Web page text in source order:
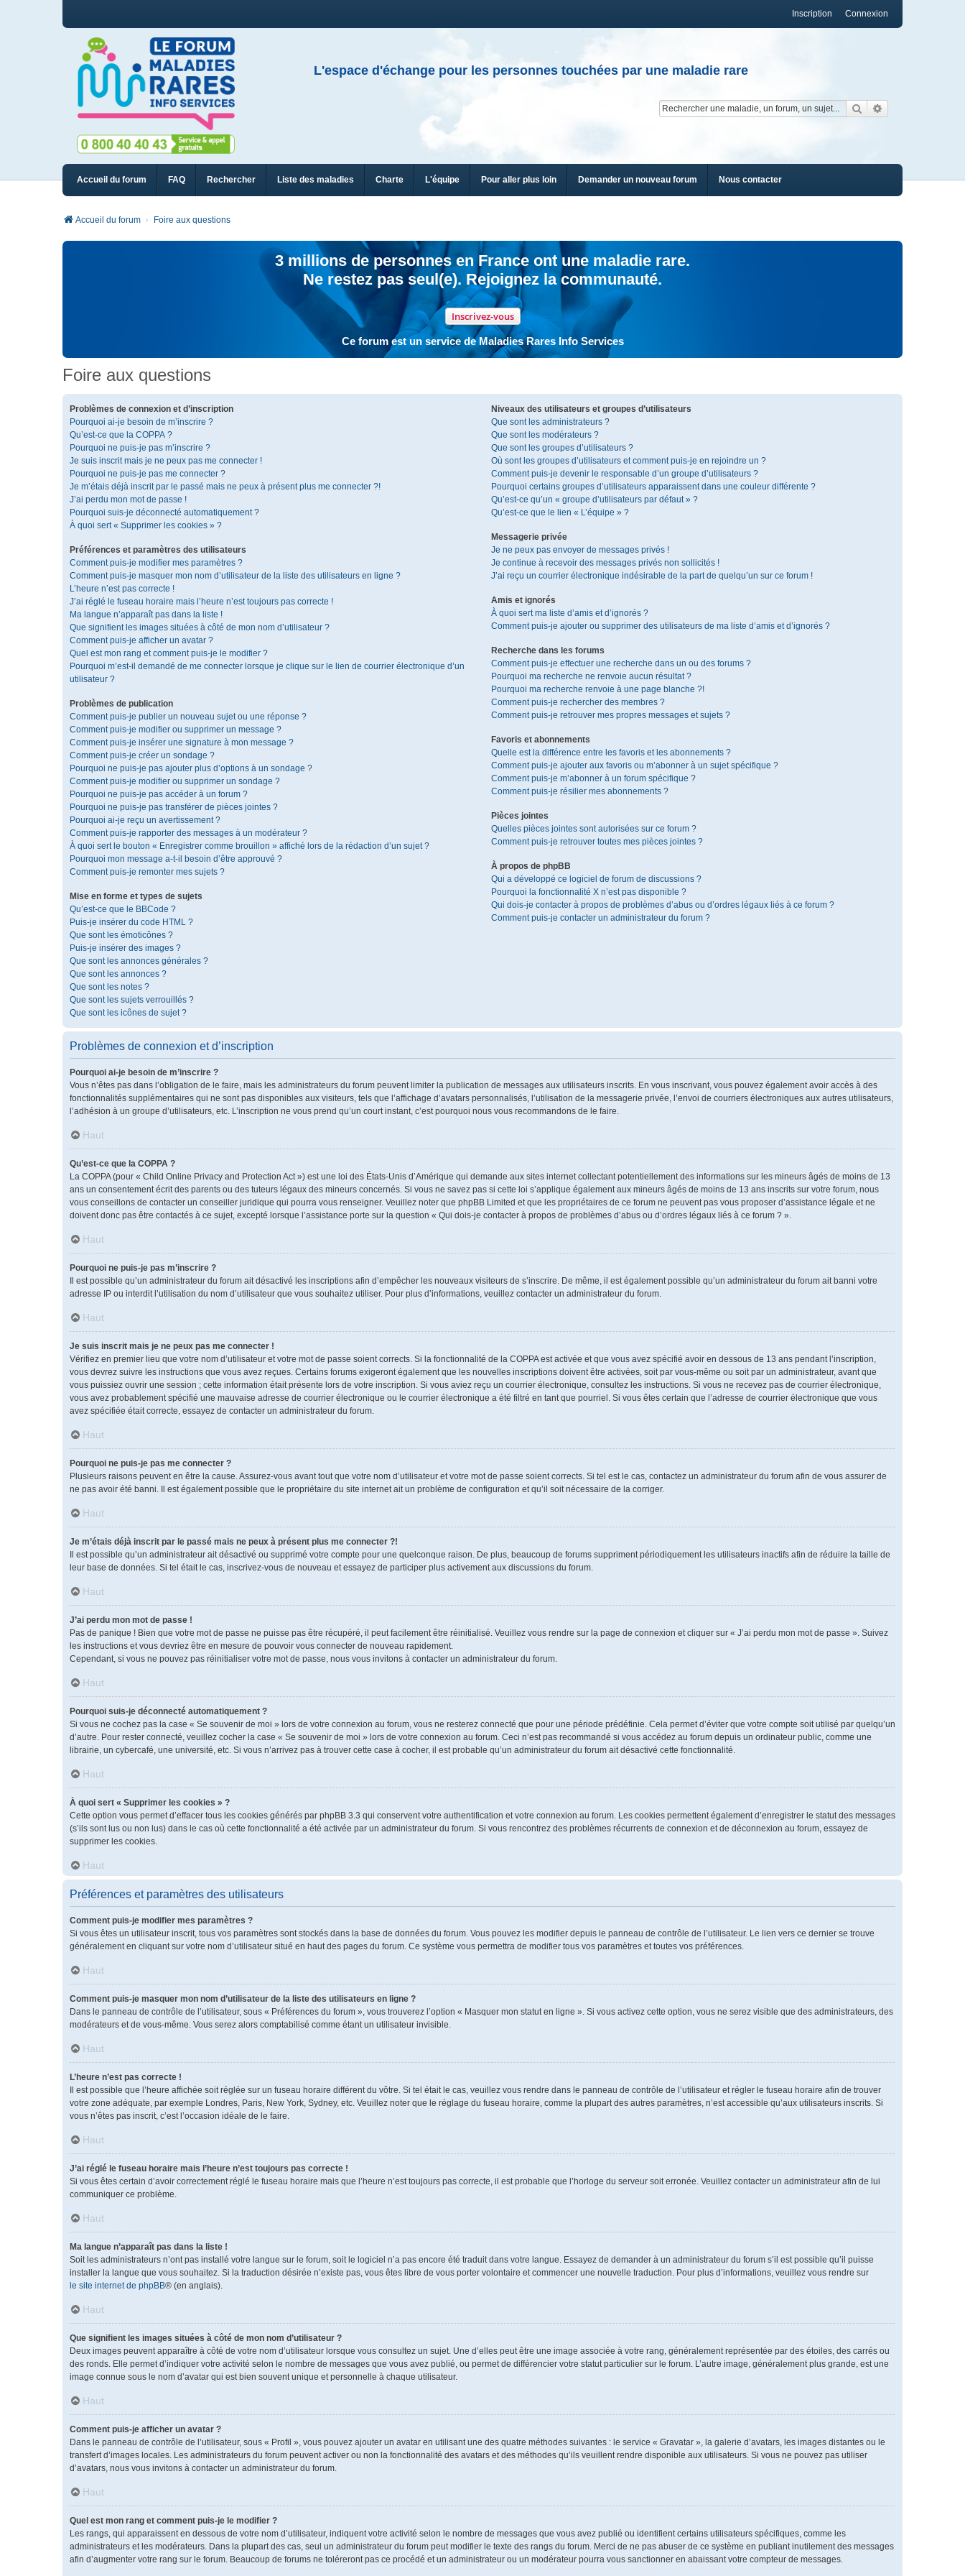
Connexion
Inscription
L'espace d'échange pour les personnes touchées par une maladie rare
Rechercher
Accueil du forum FAQ Rechercher Liste des maladies Charte L'équipe Pour aller plus loin Demander un nouveau forum Nous contacter
Accueil du forum Foire aux questions
3 millions de personnes en France ont une maladie rare.
Ne restez pas seul(e). Rejoignez la communauté.
Inscrivez-vous
Ce forum est un service de Maladies Rares Info Services
Foire aux questions
Problèmes de connexion et d’inscription
Pourquoi ai-je besoin de m’inscrire ?
Qu’est-ce que la COPPA ?
Pourquoi ne puis-je pas m’inscrire ?
Je suis inscrit mais je ne peux pas me connecter !
Pourquoi ne puis-je pas me connecter ?
Je m’étais déjà inscrit par le passé mais ne peux à présent plus me connecter ?!
J’ai perdu mon mot de passe !
Pourquoi suis-je déconnecté automatiquement ?
À quoi sert « Supprimer les cookies » ?
Préférences et paramètres des utilisateurs
Comment puis-je modifier mes paramètres ?
Comment puis-je masquer mon nom d’utilisateur de la liste des utilisateurs en ligne ?
L’heure n’est pas correcte !
J’ai réglé le fuseau horaire mais l’heure n’est toujours pas correcte !
Ma langue n’apparaît pas dans la liste !
Que signifient les images situées à côté de mon nom d’utilisateur ?
Comment puis-je afficher un avatar ?
Quel est mon rang et comment puis-je le modifier ?
Pourquoi m’est-il demandé de me connecter lorsque je clique sur le lien de courrier électronique d’un
utilisateur ?
Problèmes de publication
Comment puis-je publier un nouveau sujet ou une réponse ?
Comment puis-je modifier ou supprimer un message ?
Comment puis-je insérer une signature à mon message ?
Comment puis-je créer un sondage ?
Pourquoi ne puis-je pas ajouter plus d’options à un sondage ?
Comment puis-je modifier ou supprimer un sondage ?
Pourquoi ne puis-je pas accéder à un forum ?
Pourquoi ne puis-je pas transférer de pièces jointes ?
Pourquoi ai-je reçu un avertissement ?
Comment puis-je rapporter des messages à un modérateur ?
À quoi sert le bouton « Enregistrer comme brouillon » affiché lors de la rédaction d’un sujet ?
Pourquoi mon message a-t-il besoin d’être approuvé ?
Comment puis-je remonter mes sujets ?
Mise en forme et types de sujets
Qu’est-ce que le BBCode ?
Puis-je insérer du code HTML ?
Que sont les émoticônes ?
Puis-je insérer des images ?
Que sont les annonces générales ?
Que sont les annonces ?
Que sont les notes ?
Que sont les sujets verrouillés ?
Que sont les icônes de sujet ?
Niveaux des utilisateurs et groupes d’utilisateurs
Que sont les administrateurs ?
Que sont les modérateurs ?
Que sont les groupes d’utilisateurs ?
Où sont les groupes d’utilisateurs et comment puis-je en rejoindre un ?
Comment puis-je devenir le responsable d’un groupe d’utilisateurs ?
Pourquoi certains groupes d’utilisateurs apparaissent dans une couleur différente ?
Qu’est-ce qu’un « groupe d’utilisateurs par défaut » ?
Qu’est-ce que le lien « L’équipe » ?
Messagerie privée
Je ne peux pas envoyer de messages privés !
Je continue à recevoir des messages privés non sollicités !
J’ai reçu un courrier électronique indésirable de la part de quelqu’un sur ce forum !
Amis et ignorés
À quoi sert ma liste d’amis et d’ignorés ?
Comment puis-je ajouter ou supprimer des utilisateurs de ma liste d’amis et d’ignorés ?
Recherche dans les forums
Comment puis-je effectuer une recherche dans un ou des forums ?
Pourquoi ma recherche ne renvoie aucun résultat ?
Pourquoi ma recherche renvoie à une page blanche ?!
Comment puis-je rechercher des membres ?
Comment puis-je retrouver mes propres messages et sujets ?
Favoris et abonnements
Quelle est la différence entre les favoris et les abonnements ?
Comment puis-je ajouter aux favoris ou m’abonner à un sujet spécifique ?
Comment puis-je m’abonner à un forum spécifique ?
Comment puis-je résilier mes abonnements ?
Pièces jointes
Quelles pièces jointes sont autorisées sur ce forum ?
Comment puis-je retrouver toutes mes pièces jointes ?
À propos de phpBB
Qui a développé ce logiciel de forum de discussions ?
Pourquoi la fonctionnalité X n’est pas disponible ?
Qui dois-je contacter à propos de problèmes d’abus ou d’ordres légaux liés à ce forum ?
Comment puis-je contacter un administrateur du forum ?
Problèmes de connexion et d’inscription
Pourquoi ai-je besoin de m’inscrire ?
Vous n’êtes pas dans l’obligation de le faire, mais les administrateurs du forum peuvent limiter la publication de messages aux utilisateurs inscrits. En vous inscrivant, vous pouvez également avoir accès à des
fonctionnalités supplémentaires qui ne sont pas disponibles aux visiteurs, tels que l’affichage d’avatars personnalisés, l’utilisation de la messagerie privée, l’envoi de courriers électroniques aux autres utilisateurs,
l’adhésion à un groupe d’utilisateurs, etc. L’inscription ne vous prend qu’un court instant, c’est pourquoi nous vous recommandons de le faire.
Haut
Qu’est-ce que la COPPA ?
La COPPA (pour « Child Online Privacy and Protection Act ») est une loi des États-Unis d’Amérique qui demande aux sites internet collectant potentiellement des informations sur les mineurs âgés de moins de 13
ans un consentement écrit des parents ou des tuteurs légaux des mineurs concernés. Si vous ne savez pas si cette loi s’applique également aux mineurs âgés de moins de 13 ans inscrits sur votre forum, nous
vous conseillons de contacter un conseiller juridique qui pourra vous renseigner. Veuillez noter que phpBB Limited et que les propriétaires de ce forum ne peuvent pas vous proposer d’assistance légale et ne
doivent donc pas être contactés à ce sujet, excepté lorsque l’assistance porte sur la question « Qui dois-je contacter à propos de problèmes d’abus ou d’ordres légaux liés à ce forum ? ».
Haut
Pourquoi ne puis-je pas m’inscrire ?
Il est possible qu’un administrateur du forum ait désactivé les inscriptions afin d’empêcher les nouveaux visiteurs de s’inscrire. De même, il est également possible qu’un administrateur du forum ait banni votre
adresse IP ou interdit l’utilisation du nom d’utilisateur que vous souhaitez utiliser. Pour plus d’informations, veuillez contacter un administrateur du forum.
Haut
Je suis inscrit mais je ne peux pas me connecter !
Vérifiez en premier lieu que votre nom d’utilisateur et votre mot de passe soient corrects. Si la fonctionnalité de la COPPA est activée et que vous avez spécifié avoir en dessous de 13 ans pendant l’inscription,
vous devrez suivre les instructions que vous avez reçues. Certains forums exigeront également que les nouvelles inscriptions doivent être activées, soit par vous-même ou soit par un administrateur, avant que
vous puissiez ouvrir une session ; cette information était présente lors de votre inscription. Si vous aviez reçu un courrier électronique, consultez les instructions. Si vous ne recevez pas de courrier électronique,
vous avez probablement spécifié une mauvaise adresse de courrier électronique ou le courrier électronique a été filtré en tant que pourriel. Si vous êtes certain que l’adresse de courrier électronique que vous
avez spécifiée était correcte, essayez de contacter un administrateur du forum.
Haut
Pourquoi ne puis-je pas me connecter ?
Plusieurs raisons peuvent en être la cause. Assurez-vous avant tout que votre nom d’utilisateur et votre mot de passe soient corrects. Si tel est le cas, contactez un administrateur du forum afin de vous assurer de
ne pas avoir été banni. Il est également possible que le propriétaire du site internet ait un problème de configuration et qu’il soit nécessaire de la corriger.
Haut
Je m’étais déjà inscrit par le passé mais ne peux à présent plus me connecter ?!
Il est possible qu’un administrateur ait désactivé ou supprimé votre compte pour une quelconque raison. De plus, beaucoup de forums suppriment périodiquement les utilisateurs inactifs afin de réduire la taille de
leur base de données. Si tel était le cas, inscrivez-vous de nouveau et essayez de participer plus activement aux discussions du forum.
Haut
J’ai perdu mon mot de passe !
Pas de panique ! Bien que votre mot de passe ne puisse pas être récupéré, il peut facilement être réinitialisé. Veuillez vous rendre sur la page de connexion et cliquer sur « J’ai perdu mon mot de passe ». Suivez
les instructions et vous devriez être en mesure de pouvoir vous connecter de nouveau rapidement.
Cependant, si vous ne pouvez pas réinitialiser votre mot de passe, nous vous invitons à contacter un administrateur du forum.
Haut
Pourquoi suis-je déconnecté automatiquement ?
Si vous ne cochez pas la case « Se souvenir de moi » lors de votre connexion au forum, vous ne resterez connecté que pour une période prédéfinie. Cela permet d’éviter que votre compte soit utilisé par quelqu’un
d’autre. Pour rester connecté, veuillez cocher la case « Se souvenir de moi » lors de votre connexion au forum. Ceci n’est pas recommandé si vous accédez au forum depuis un ordinateur public, comme une
librairie, un cybercafé, une université, etc. Si vous n’arrivez pas à trouver cette case à cocher, il est probable qu’un administrateur du forum ait désactivé cette fonctionnalité.
Haut
À quoi sert « Supprimer les cookies » ?
Cette option vous permet d’effacer tous les cookies générés par phpBB 3.3 qui conservent votre authentification et votre connexion au forum. Les cookies permettent également d’enregistrer le statut des messages
(s’ils sont lus ou non lus) dans le cas où cette fonctionnalité a été activée par un administrateur du forum. Si vous rencontrez des problèmes récurrents de connexion et de déconnexion au forum, essayez de
supprimer les cookies.
Haut
Préférences et paramètres des utilisateurs
Comment puis-je modifier mes paramètres ?
Si vous êtes un utilisateur inscrit, tous vos paramètres sont stockés dans la base de données du forum. Vous pouvez les modifier depuis le panneau de contrôle de l’utilisateur. Le lien vers ce dernier se trouve
généralement en cliquant sur votre nom d’utilisateur situé en haut des pages du forum. Ce système vous permettra de modifier tous vos paramètres et toutes vos préférences.
Haut
Comment puis-je masquer mon nom d’utilisateur de la liste des utilisateurs en ligne ?
Dans le panneau de contrôle de l’utilisateur, sous « Préférences du forum », vous trouverez l’option « Masquer mon statut en ligne ». Si vous activez cette option, vous ne serez visible que des administrateurs, des
modérateurs et de vous-même. Vous serez alors comptabilisé comme étant un utilisateur invisible.
Haut
L’heure n’est pas correcte !
Il est possible que l’heure affichée soit réglée sur un fuseau horaire différent du vôtre. Si tel était le cas, veuillez vous rendre dans le panneau de contrôle de l’utilisateur et régler le fuseau horaire afin de trouver
votre zone adéquate, par exemple Londres, Paris, New York, Sydney, etc. Veuillez noter que le réglage du fuseau horaire, comme la plupart des autres paramètres, n’est accessible qu’aux utilisateurs inscrits. Si
vous n’êtes pas inscrit, c’est l’occasion idéale de le faire.
Haut
J’ai réglé le fuseau horaire mais l’heure n’est toujours pas correcte !
Si vous êtes certain d’avoir correctement réglé le fuseau horaire mais que l’heure n’est toujours pas correcte, il est probable que l’horloge du serveur soit erronée. Veuillez contacter un administrateur afin de lui
communiquer ce problème.
Haut
Ma langue n’apparaît pas dans la liste !
Soit les administrateurs n’ont pas installé votre langue sur le forum, soit le logiciel n’a pas encore été traduit dans votre langue. Essayez de demander à un administrateur du forum s’il est possible qu’il puisse
installer la langue que vous souhaitez. Si la traduction désirée n’existe pas, vous êtes libre de vous porter volontaire et commencer une nouvelle traduction. Pour plus d’informations, veuillez vous rendre sur
le site internet de phpBB® (en anglais).
Haut
Que signifient les images situées à côté de mon nom d’utilisateur ?
Deux images peuvent apparaître à côté de votre nom d’utilisateur lorsque vous consultez un sujet. Une d’elles peut être une image associée à votre rang, généralement représentée par des étoiles, des carrés ou
des ronds. Elle permet d’indiquer votre activité selon le nombre de messages que vous avez publié, ou permet de différencier votre statut particulier sur le forum. L’autre image, généralement plus grande, est une
image connue sous le nom d’avatar qui est bien souvent unique et personnelle à chaque utilisateur.
Haut
Comment puis-je afficher un avatar ?
Dans le panneau de contrôle de l’utilisateur, sous « Profil », vous pouvez ajouter un avatar en utilisant une des quatre méthodes suivantes : le service « Gravatar », la galerie d’avatars, les images distantes ou le
transfert d’images locales. Les administrateurs du forum peuvent activer ou non la fonctionnalité des avatars et des méthodes qu’ils veuillent rendre disponible aux utilisateurs. Si vous ne pouvez pas utiliser
d’avatars, nous vous invitons à contacter un administrateur du forum.
Haut
Quel est mon rang et comment puis-je le modifier ?
Les rangs, qui apparaissent en dessous de votre nom d’utilisateur, indiquent votre activité selon le nombre de messages que vous avez publié ou identifient certains utilisateurs spécifiques, comme les
administrateurs et les modérateurs. Dans la plupart des cas, seul un administrateur du forum peut modifier le texte des rangs du forum. Merci de ne pas abuser de ce système en publiant inutilement des messages
afin d’augmenter votre rang sur le forum. Beaucoup de forums ne toléreront pas ce procédé et un administrateur ou un modérateur pourra vous sanctionner en abaissant votre compteur de messages.